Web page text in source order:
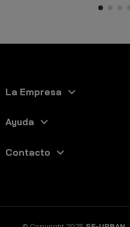
La Empresa
Ayuda
Contacto